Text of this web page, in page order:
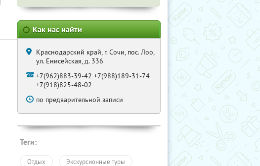
Как нас найти
Краснодарский край, г. Сочи, пос. Лоо,
ул. Енисейская, д. 336
+7(962)883-39-42 +7(988)189-31-74
+7(918)825-48-02
по предварительной записи
Теги:
Отдых Экскурсионные туры